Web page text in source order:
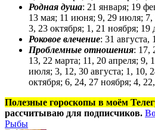
Родная душа: 21 января; 19
13 мая; 11 июня; 9, 29 июля; 7,
3, 23 октября; 1, 21 ноября; 19
Роковое влечение: 31 августа,
Проблемные отношения: 17,
13, 22 марта; 11, 20 апреля; 9,
июля; 3, 12, 30 августа; 1, 10,
октября; 6, 24, 27 ноября; 4,
Полезные гороскопы в моём
рассчитываю для подписчиков.
Рыбы